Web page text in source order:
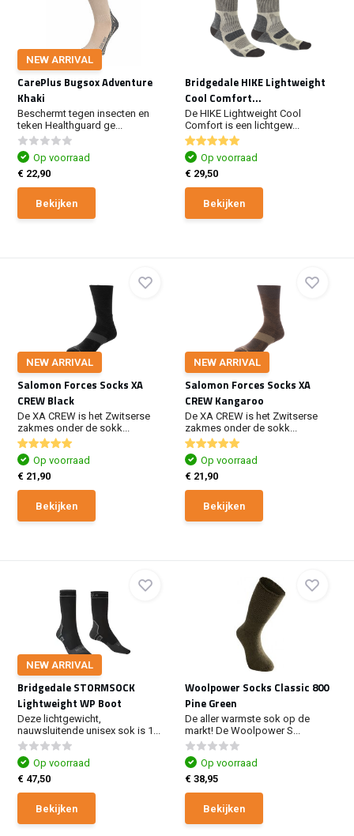
NEW ARRIVAL
CarePlus Bugsox Adventure
Khaki
Beschermt tegen insecten en
teken Healthguard ge...
Op voorraad
€ 22,90
Bekijken
Bridgedale HIKE Lightweight
Cool Comfort...
De HIKE Lightweight Cool
Comfort is een lichtgew...
Op voorraad
€ 29,50
Bekijken
NEW ARRIVAL
Salomon Forces Socks XA
CREW Black
De XA CREW is het Zwitserse
zakmes onder de sokk...
Op voorraad
€ 21,90
Bekijken
NEW ARRIVAL
Salomon Forces Socks XA
CREW Kangaroo
De XA CREW is het Zwitserse
zakmes onder de sokk...
Op voorraad
€ 21,90
Bekijken
NEW ARRIVAL
Bridgedale STORMSOCK
Lightweight WP Boot
Deze lichtgewicht,
nauwsluitende unisex sok is 1...
Op voorraad
€ 47,50
Bekijken
Woolpower Socks Classic 800
Pine Green
De aller warmste sok op de
markt! De Woolpower S...
Op voorraad
€ 38,95
Bekijken